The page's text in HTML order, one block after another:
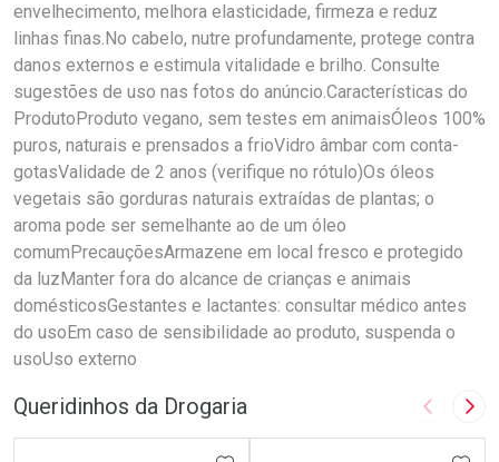
envelhecimento, melhora elasticidade, firmeza e reduz
linhas finas.No cabelo, nutre profundamente, protege contra
danos externos e estimula vitalidade e brilho. Consulte
sugestões de uso nas fotos do anúncio.Características do
ProdutoProduto vegano, sem testes em animaisÓleos 100%
puros, naturais e prensados a frioVidro âmbar com conta-
gotasValidade de 2 anos (verifique no rótulo)Os óleos
vegetais são gorduras naturais extraídas de plantas; o
aroma pode ser semelhante ao de um óleo
comumPrecauçõesArmazene em local fresco e protegido
da luzManter fora do alcance de crianças e animais
domésticosGestantes e lactantes: consultar médico antes
do usoEm caso de sensibilidade ao produto, suspenda o
usoUso externo
Queridinhos da Drogaria Imagem